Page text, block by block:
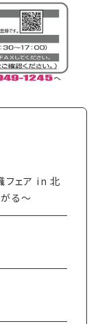
フェア in 北
る～